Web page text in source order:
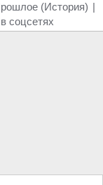
(История) |
соцсетях